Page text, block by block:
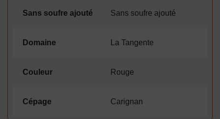
Sans soufre ajouté Sans soufre ajouté
Domaine La Tangente
Couleur Rouge
Cépage Carignan